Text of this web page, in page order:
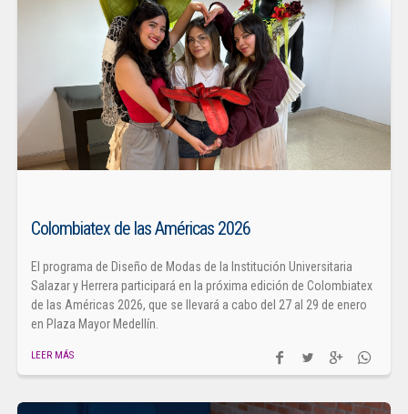
Colombiatex de las Américas 2026
El programa de Diseño de Modas de la Institución Universitaria
Salazar y Herrera participará en la próxima edición de Colombiatex
de las Américas 2026, que se llevará a cabo del 27 al 29 de enero
en Plaza Mayor Medellín.
LEER MÁS